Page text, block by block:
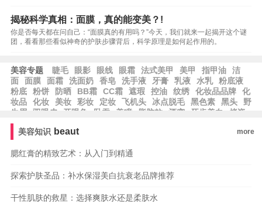
揭秘科学真相：面膜，真的能变美？!
你是否每天都在问自己：“面膜真的有用吗？”今天，我们就来一起揭开这个谜
团，看看那些看似神奇的护肤步骤背后，科学原理是如何起作用的。
美容专题 睫毛 眼影 眼线 眼霜 法式美甲 美甲 指甲油
洁
面
面膜 面霜 洗面奶 香皂 洗手液 牙膏 乳液 水乳
粉底液
粉底
粉饼 防晒 BB霜 CC霜 遮瑕 控油 纹绣 化妆品品牌
化
妆品
化妆 美妆 彩妆 定妆 飞机头 冰点脱毛 黑色素 黑头
野
生眉
双眼皮 开眼角 卧蚕 美瞳 脂肪粒 酒窝 牙齿美白
烤瓷
牙
美容知识 beaut more
腮红膏的精致艺术：从入门到精通
探索护肤圣品：补水保湿美白抗衰老品牌推荐
干性肌肤的救星：选择爽肤水还是柔肤水